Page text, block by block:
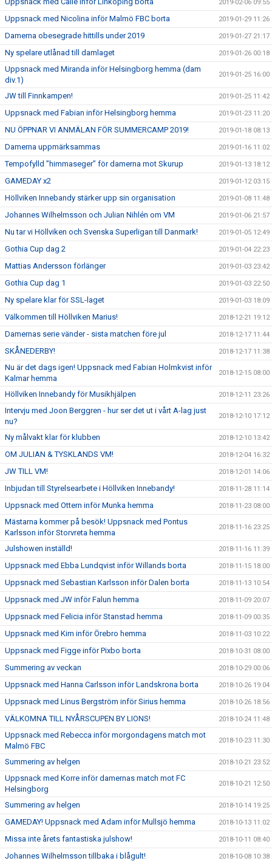
2019-02-06 09:55
Uppsnack med Nicolina inför Malmö FBC borta 2019-01-29 11:26
Damerna obesegrade hittills under 2019 2019-01-27 21:17
Ny spelare utlånad till damlaget 2019-01-26 00:18
Uppsnack med Miranda inför Helsingborg hemma (dam
div.1)
2019-01-25 16:00
JW till Finnkampen! 2019-01-25 11:42
Uppsnack med Fabian inför Helsingborg hemma 2019-01-23 11:20
NU ÖPPNAR VI ANMÄLAN FÖR SUMMERCAMP 2019! 2019-01-18 08:13
Damerna uppmärksammas 2019-01-16 11:02
Tempofylld ”himmaseger” för damerna mot Skurup 2019-01-13 18:12
GAMEDAY x2 2019-01-12 03:15
Höllviken Innebandy stärker upp sin organisation 2019-01-08 11:48
Johannes Wilhelmsson och Julian Nihlén om VM 2019-01-06 21:57
Nu tar vi Höllviken och Svenska Superligan till Danmark! 2019-01-05 12:49
Gothia Cup dag 2 2019-01-04 22:23
Mattias Andersson förlänger 2019-01-03 23:42
Gothia Cup dag 1 2019-01-03 22:50
Ny spelare klar för SSL-laget 2019-01-03 18:09
Välkommen till Höllviken Marius! 2018-12-21 19:12
Damernas serie vänder - sista matchen före jul 2018-12-17 11:44
SKÅNEDERBY! 2018-12-17 11:38
Nu är det dags igen! Uppsnack med Fabian Holmkvist inför
Kalmar hemma
2018-12-15 08:00
Höllviken Innebandy för Musikhjälpen 2018-12-11 23:26
Intervju med Joon Berggren - hur ser det ut i vårt A-lag just
nu?
2018-12-10 17:12
Ny målvakt klar för klubben 2018-12-10 13:42
OM JULIAN & TYSKLANDS VM! 2018-12-04 16:32
JW TILL VM! 2018-12-01 14:06
Inbjudan till Styrelsearbete i Höllviken Innebandy! 2018-11-28 11:14
Uppsnack med Ottern inför Munka hemma 2018-11-23 08:00
Mästarna kommer på besök! Uppsnack med Pontus
Karlsson inför Storvreta hemma
2018-11-16 23:25
Julshowen inställd! 2018-11-16 11:39
Uppsnack med Ebba Lundqvist inför Willands borta 2018-11-15 18:00
Uppsnack med Sebastian Karlsson inför Dalen borta 2018-11-13 10:54
Uppsnack med JW inför Falun hemma 2018-11-09 20:07
Uppsnack med Felicia inför Stanstad hemma 2018-11-09 00:35
Uppsnack med Kim inför Örebro hemma 2018-11-03 10:22
Uppsnack med Figge inför Pixbo borta 2018-10-31 08:00
Summering av veckan 2018-10-29 00:06
Uppsnack med Hanna Carlsson inför Landskrona borta 2018-10-26 19:04
Uppsnack med Linus Bergström inför Sirius hemma 2018-10-26 18:56
VÄLKOMNA TILL NYÅRSCUPEN BY LIONS! 2018-10-24 11:48
Uppsnack med Rebecca inför morgondagens match mot
Malmö FBC
2018-10-23 11:30
Summering av helgen 2018-10-21 23:52
Uppsnack med Korre inför damernas match mot FC
Helsingborg
2018-10-21 12:50
Summering av helgen 2018-10-14 19:25
GAMEDAY! Uppsnack med Adam inför Mullsjö hemma 2018-10-13 11:02
Missa inte årets fantastiska julshow! 2018-10-11 08:40
Johannes Wilhelmsson tillbaka i blågult! 2018-10-08 10:38